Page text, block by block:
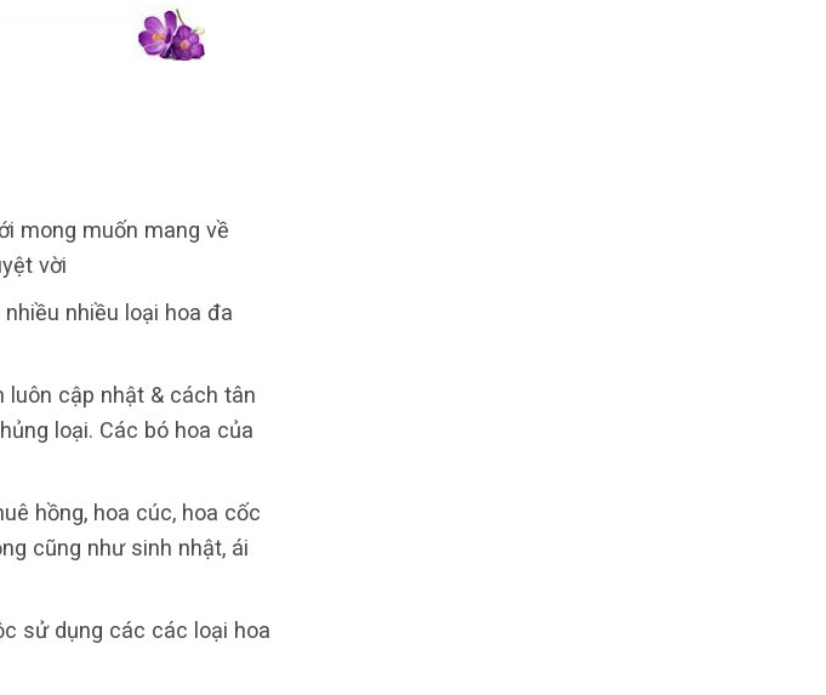
mong muốn mang về
vời
nhiều loại hoa đa
luôn cập nhật & cách tân
loại. Các bó hoa của
hồng, hoa cúc, hoa cốc
cũng như sinh nhật, ái
sử dụng các các loại hoa